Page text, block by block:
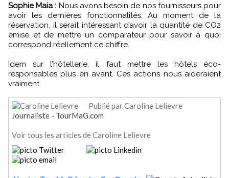
Sophie Maia : Nous avons besoin de nos fournisseurs pour
avoir les dernières fonctionnalités. Au moment de la
réservation, il serait intéressant d’avoir la quantité de CO2
émise et de mettre un comparateur pour savoir à quoi
correspond réellement ce chiffre.
Idem sur l’hôtellerie, il faut mettre les hôtels éco-
responsables plus en avant. Ces actions nous aideraient
vraiment.
Publié par Caroline Lelievre
Journaliste - TourMaG.com
Voir tous les articles de Caroline Lelievre